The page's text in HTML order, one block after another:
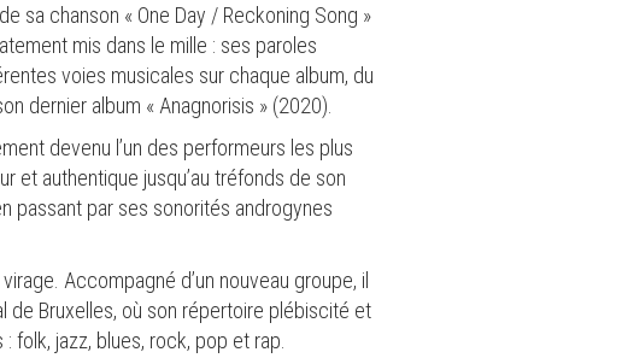
sa chanson « One Day / Reckoning Song »
mis dans le mille : ses paroles
voies musicales sur chaque album, du
dernier album « Anagnorisis » (2020).
devenu l’un des performeurs les plus
et authentique jusqu’au tréfonds de son
passant par ses sonorités androgynes
Accompagné d’un nouveau groupe, il
de Bruxelles, où son répertoire plébiscité et
folk, jazz, blues, rock, pop et rap.